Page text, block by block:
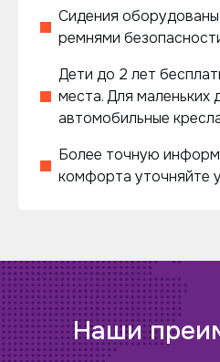
Сидения
ремнями
Дети до 2 лет
места. Для маленьких
автомобильные
Более точную
комфорта уточняйте
Наши